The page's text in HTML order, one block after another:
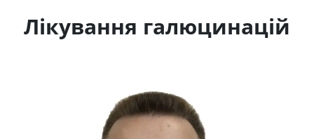
Лікування галюцинацій